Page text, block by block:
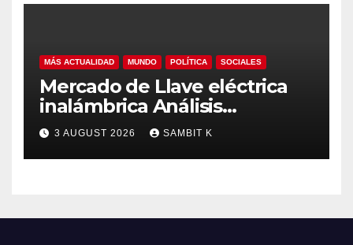
MÁS ACTUALIDAD MUNDO POLÍTICA SOCIALES
Mercado de Llave eléctrica
inalámbrica Análisis
Estratégico, Competencia y
Proyecciones hasta 2035
3 AUGUST 2026 SAMBIT K